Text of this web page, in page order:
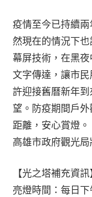
疫情至今已持續
然現在的情況下
幕屏技術，在黑
文字傳達，讓市
許迎接舊曆新年
望。防疫期間戶
距離，安心賞燈。
高雄市政府觀光局
【光之塔補充資訊
亮燈時間：每日